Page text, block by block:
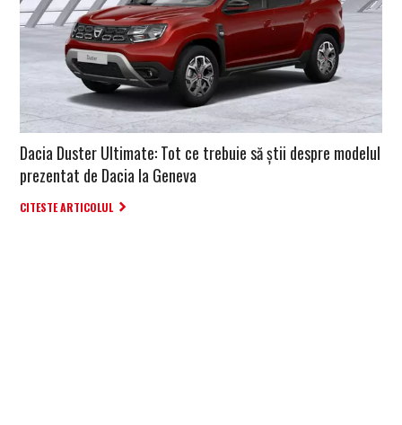
Dacia Duster Ultimate: Tot ce trebuie să știi despre modelul
prezentat de Dacia la Geneva
CITESTE ARTICOLUL